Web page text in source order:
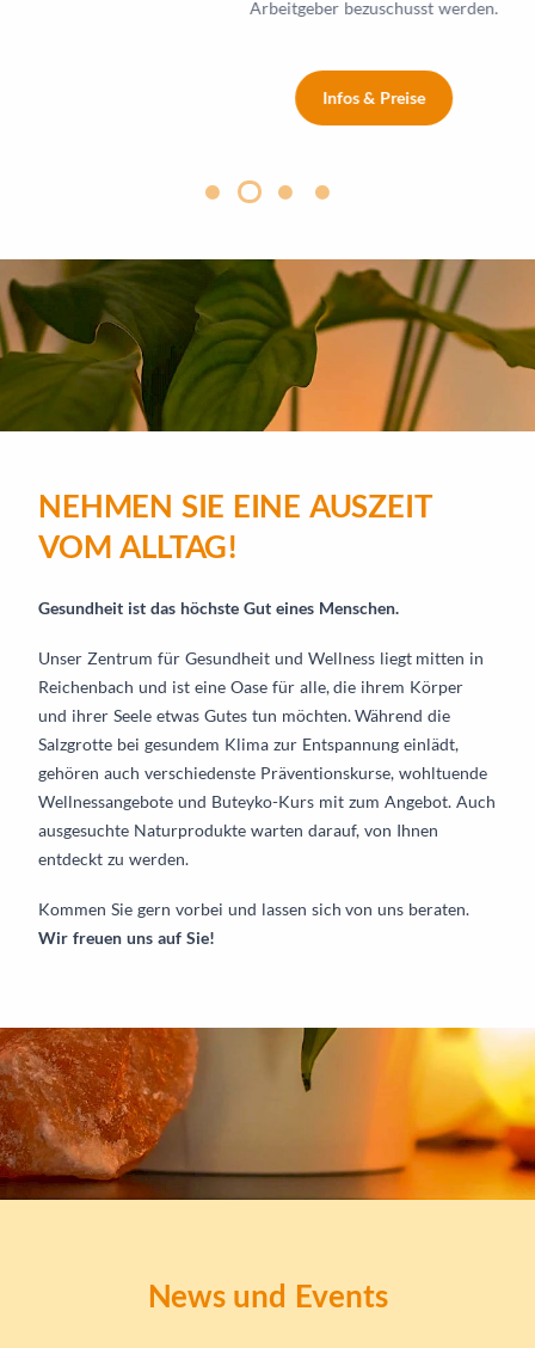
Arbeitgeber bezuschusst werden.
Infos & Preise
NEHMEN SIE EINE AUSZEIT
VOM ALLTAG!
Gesundheit ist das höchste Gut eines Menschen.
Unser Zentrum für Gesundheit und Wellness liegt mitten in
Reichenbach und ist eine Oase für alle, die ihrem Körper
und ihrer Seele etwas Gutes tun möchten. Während die
Salzgrotte bei gesundem Klima zur Entspannung einlädt,
gehören auch verschiedenste Präventionskurse, wohltuende
Wellnessangebote und Buteyko-Kurs mit zum Angebot. Auch
ausgesuchte Naturprodukte warten darauf, von Ihnen
entdeckt zu werden.
Kommen Sie gern vorbei und lassen sich von uns beraten.
Wir freuen uns auf Sie!
News und Events